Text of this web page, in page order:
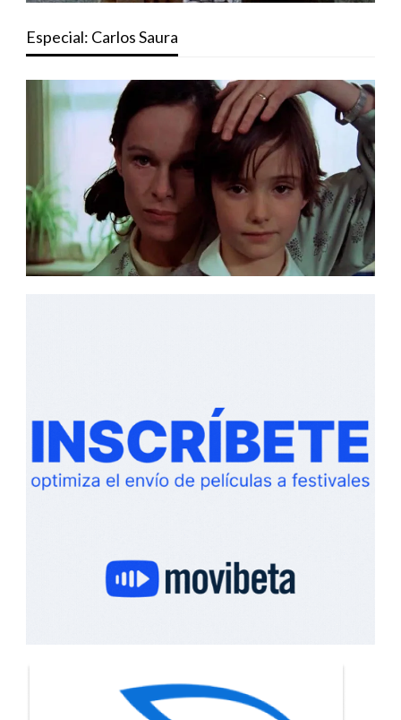
Especial: Carlos Saura